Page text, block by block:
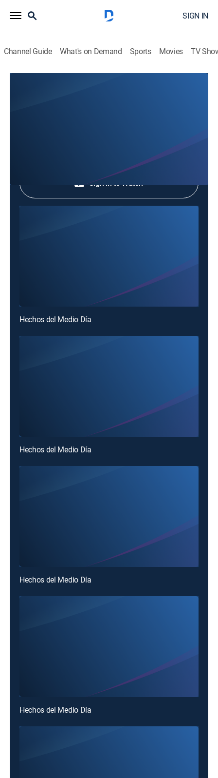
SIGN IN
Channel Guide What's on Demand Sports Movies TV
Sign in to Watch
Hechos del Medio Día
Hechos del Medio Día
Hechos del Medio Día
Hechos del Medio Día